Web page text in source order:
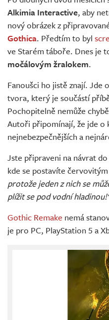
Živě
Alkimia Interactive, aby
nový obrázek z
Gothica. Předtím to byl
ve Starém táboře. Dnes je
močálovým žralokem.
Fanoušci ho jistě znají. Jde
tvora, který je součástí
Pochopitelně nemůže
Autoři připomínají, že jde o
nejnebezpečnějších a
Jste připraveni na návrat
kde se postavíte
protože jeden z nich se
plížit se pod vodní
Gothic Remake nemá
je pro PC, PlayStation 5 a